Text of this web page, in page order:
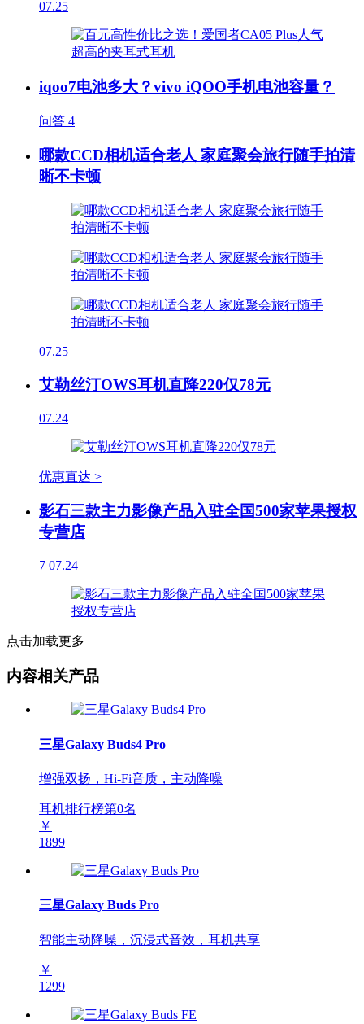
07.25
iqoo7电池多大？vivo iQOO手机电池容量？
问答 4
哪款CCD相机适合老人 家庭聚会旅行随手拍清
晰不卡顿
07.25
艾勒丝汀OWS耳机直降220仅78元
07.24
优惠直达 >
影石三款主力影像产品入驻全国500家苹果授权
专营店
7 07.24
点击加载更多
内容相关产品
三星Galaxy Buds4 Pro
增强双扬，Hi-Fi音质，主动降噪
耳机排行榜第0名
￥
1899
三星Galaxy Buds Pro
智能主动降噪，沉浸式音效，耳机共享
￥
1299